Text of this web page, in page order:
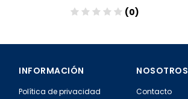
(0)
INFORMACIÓN
Política de privacidad
NOSOTROS
Contacto